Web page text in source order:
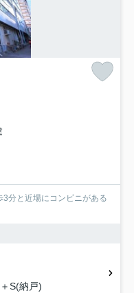
分と近場にコンビニがある
S(納戸)